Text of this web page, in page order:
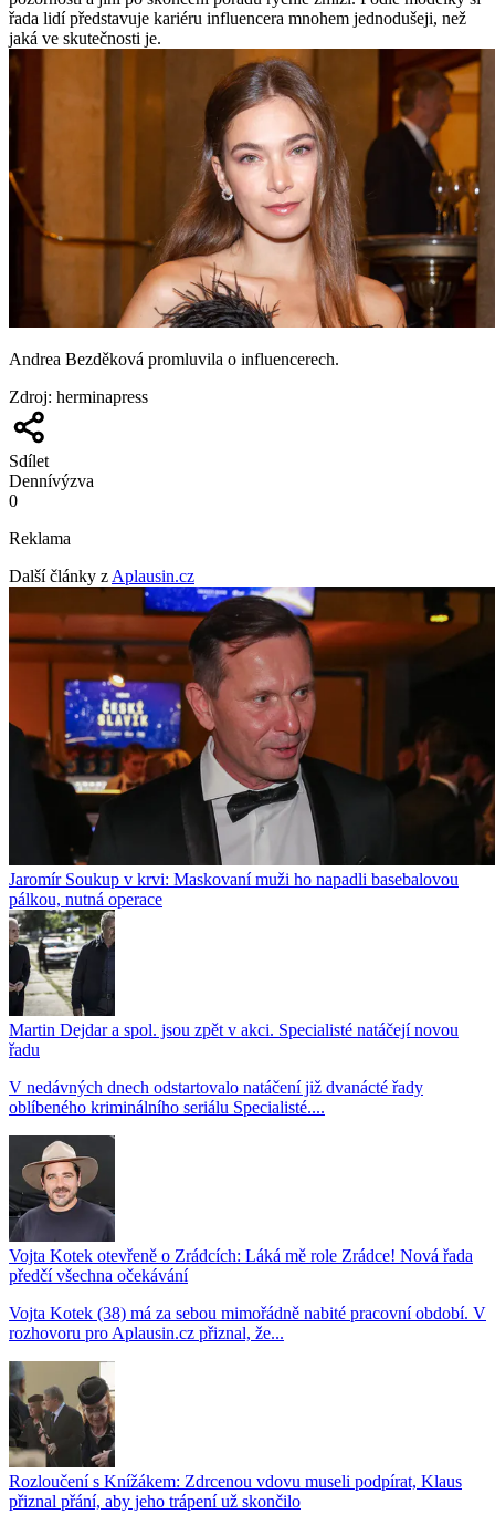
řada lidí představuje kariéru influencera mnohem jednodušeji, než
jaká ve skutečnosti je.
Andrea Bezděková promluvila o influencerech.
Zdroj: herminapress
Sdílet
Dennívýzva
0
Reklama
Další články z Aplausin.cz
Jaromír Soukup v krvi: Maskovaní muži ho napadli basebalovou
pálkou, nutná operace
Martin Dejdar a spol. jsou zpět v akci. Specialisté natáčejí novou
řadu
V nedávných dnech odstartovalo natáčení již dvanácté řady
oblíbeného kriminálního seriálu Specialisté....
Vojta Kotek otevřeně o Zrádcích: Láká mě role Zrádce! Nová řada
předčí všechna očekávání
Vojta Kotek (38) má za sebou mimořádně nabité pracovní období. V
rozhovoru pro Aplausin.cz přiznal, že...
Rozloučení s Knížákem: Zdrcenou vdovu museli podpírat, Klaus
přiznal přání, aby jeho trápení už skončilo